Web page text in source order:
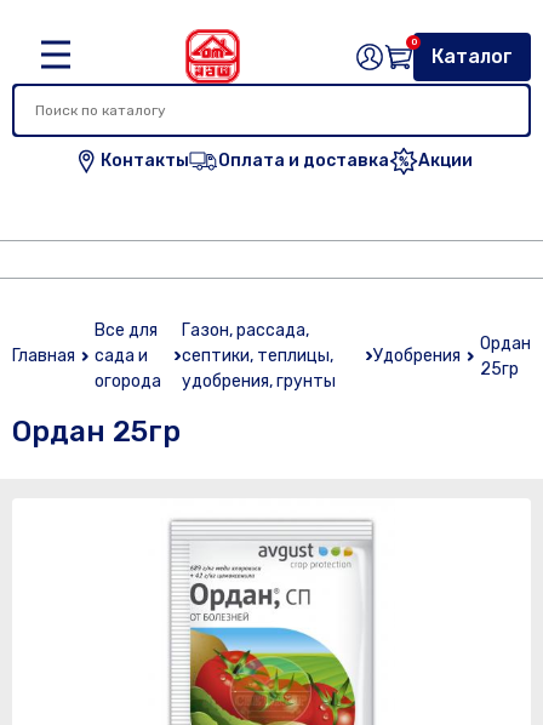
Контакты Оплата и доставка Акции
Каталог
0
Главная
Все для
сада и
огорода
Газон, рассада,
септики, теплицы,
удобрения, грунты
Удобрения
Ордан
25гр
Ордан 25гр